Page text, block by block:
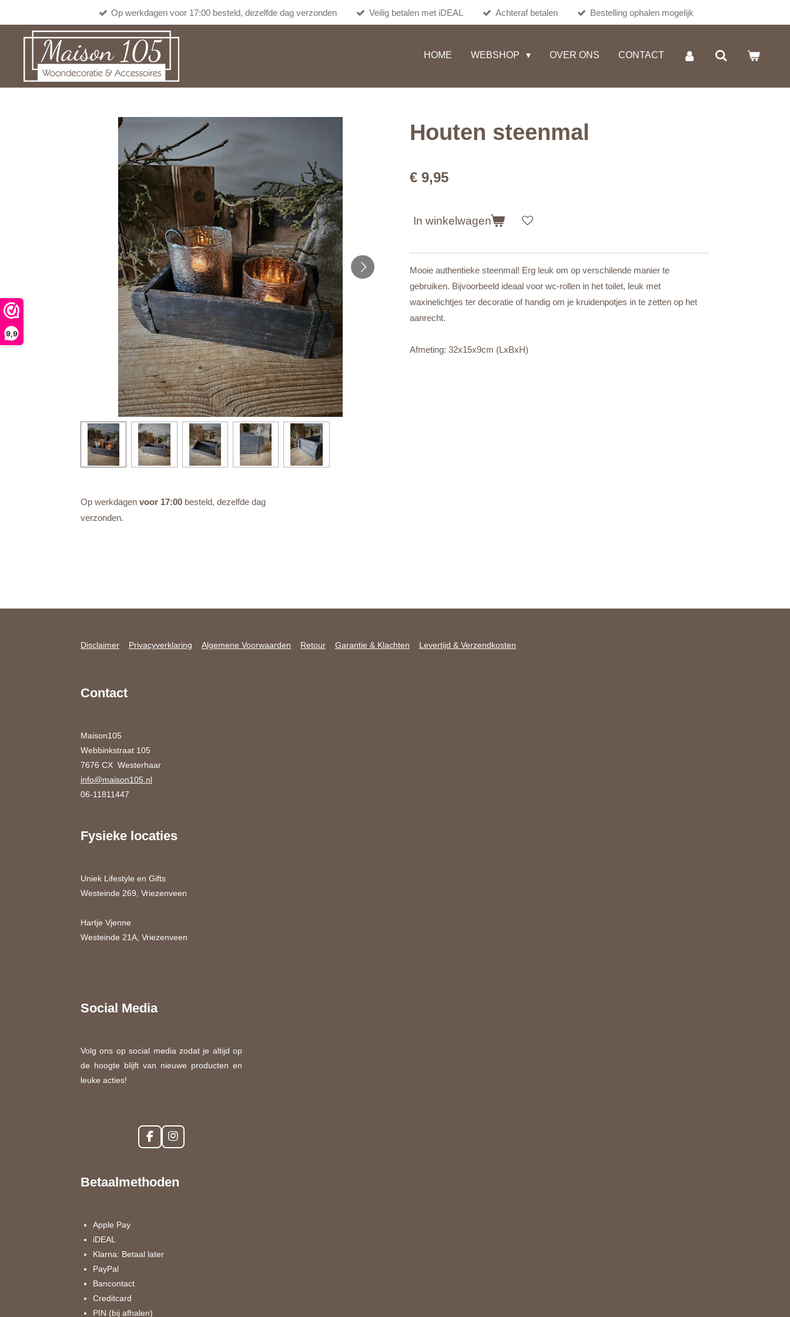
9,9
hoofdinhoud
Op werkdagen voor 17:00 besteld, dezelfde dag verzonden Veilig betalen met iDEAL Achteraf betalen Bestelling ophalen mogelijk
HOME WEBSHOP OVER ONS CONTACT
Houten steenmal
€ 9,95
In winkelwagen
Mooie authentieke steenmal! Erg leuk om op verschilende manier te
gebruiken. Bijvoorbeeld ideaal voor wc-rollen in het toilet, leuk met
waxinelichtjes ter decoratie of handig om je kruidenpotjes in te zetten op het
aanrecht.
Afmeting: 32x15x9cm (LxBxH)
Op werkdagen voor 17:00 besteld, dezelfde dag
verzonden.
Disclaimer Privacyverklaring Algemene Voorwaarden Retour Garantie & Klachten Levertijd & Verzendkosten
Contact
Maison105
Webbinkstraat 105
7676 CX Westerhaar
info@maison105.nl
06-11811447
Fysieke locaties
Uniek Lifestyle en Gifts
Westeinde 269, Vriezenveen
Hartje Vjenne
Westeinde 21A, Vriezenveen
Social Media
Volg ons op social media zodat je altijd op
de hoogte blijft van nieuwe producten en
leuke acties!
F
a
b
I
n
a
Betaalmethoden
Apple Pay
iDEAL
Klarna: Betaal later
PayPal
Bancontact
Creditcard
PIN (bij afhalen)